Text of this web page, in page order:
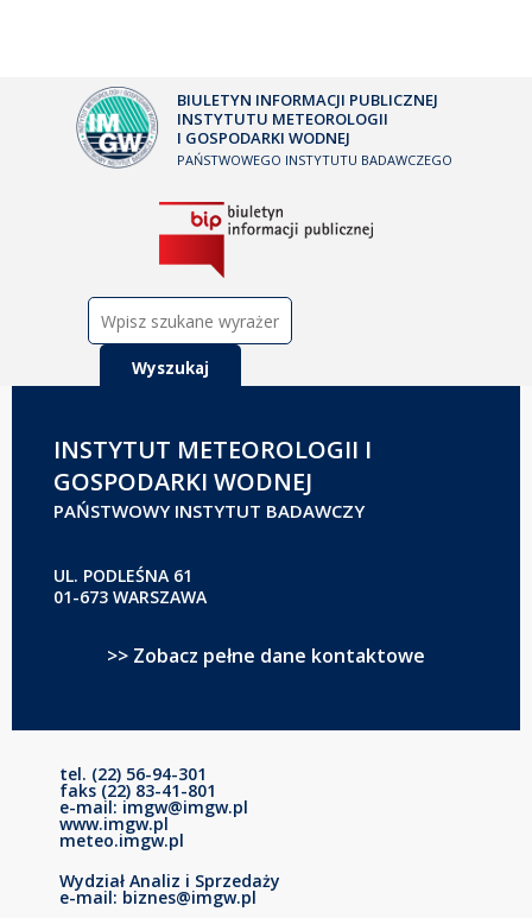
BIULETYN INFORMACJI PUBLICZNEJ
INSTYTUTU METEOROLOGII
I GOSPODARKI WODNEJ
PAŃSTWOWEGO INSTYTUTU BADAWCZEGO
INSTYTUT METEOROLOGII I
GOSPODARKI WODNEJ
PAŃSTWOWY INSTYTUT BADAWCZY
UL. PODLEŚNA 61
01-673 WARSZAWA
>> Zobacz pełne dane kontaktowe
tel. (22) 56-94-301
faks (22) 83-41-801
e-mail: imgw@imgw.pl
www.imgw.pl
meteo.imgw.pl
Wydział Analiz i Sprzedaży
e-mail: biznes@imgw.pl